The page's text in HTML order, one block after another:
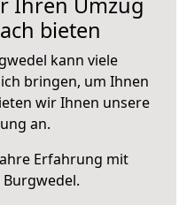
bieten
kann viele
bringen, um Ihnen
wir Ihnen unsere
an.
Erfahrung mit
Burgwedel.